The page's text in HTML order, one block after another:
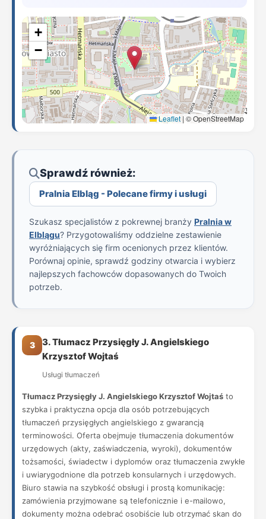
+
−
Leaflet | © OpenStreetMap
Sprawdź również:
Pralnia Elbląg - Polecane firmy i usługi
Szukasz specjalistów z pokrewnej branży Pralnia w
Elblągu? Przygotowaliśmy oddzielne zestawienie
wyróżniających się firm ocenionych przez klientów.
Porównaj opinie, sprawdź godziny otwarcia i wybierz
najlepszych fachowców dopasowanych do Twoich
potrzeb.
3
3. Tłumacz Przysięgły J. Angielskiego
Krzysztof Wojtaś
Usługi tłumaczeń
Tłumacz Przysięgły J. Angielskiego Krzysztof Wojtaś to
szybka i praktyczna opcja dla osób potrzebujących
tłumaczeń przysięgłych angielskiego z gwarancją
terminowości. Oferta obejmuje tłumaczenia dokumentów
urzędowych (akty, zaświadczenia, wyroki), dokumentów
tożsamości, świadectw i dyplomów oraz tłumaczenia zwykłe
i uwiarygodnione dla potrzeb konsularnych i urzędowych.
Biuro stawia na szybkość obsługi i prostą komunikację:
zamówienia przyjmowane są telefonicznie i e-mailowo,
dokumenty można odebrać osobiście lub otrzymać skan do